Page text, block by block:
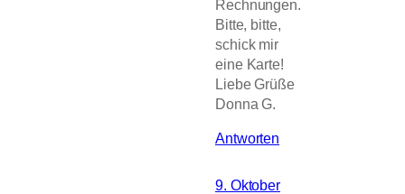
Rechnungen.
Bitte, bitte,
schick mir
eine Karte!
Liebe Grüße
Donna G.
Antworten
9. Oktober